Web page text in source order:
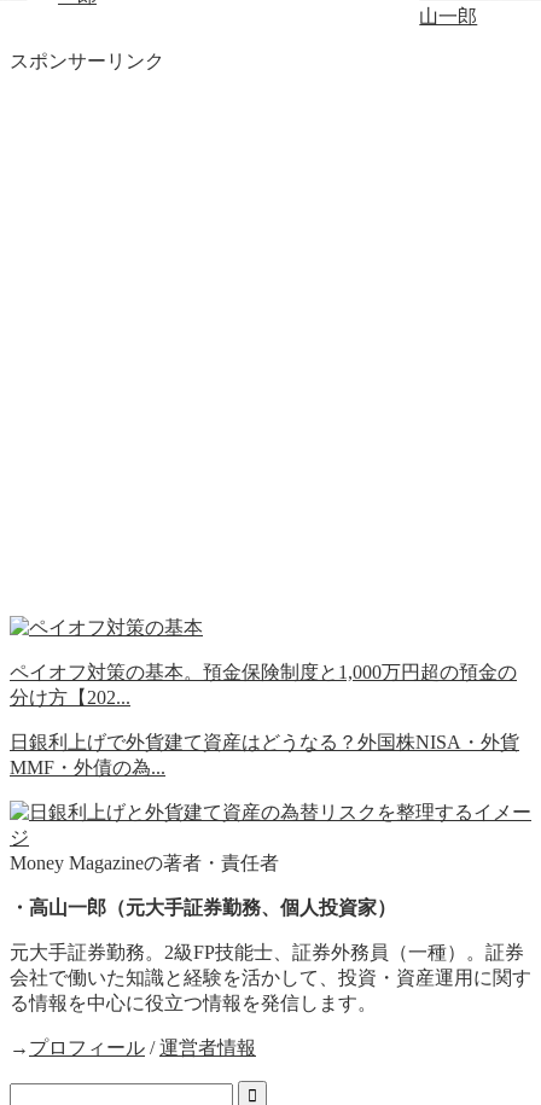
山一郎
スポンサーリンク
ペイオフ対策の基本。預金保険制度と1,000万円超の預金の
分け方【202...
日銀利上げで外貨建て資産はどうなる？外国株NISA・外貨
MMF・外債の為...
Money Magazineの著者・責任者
・高山一郎（元大手証券勤務、個人投資家）
元大手証券勤務。2級FP技能士、証券外務員（一種）。証券
会社で働いた知識と経験を活かして、投資・資産運用に関す
る情報を中心に役立つ情報を発信します。
→ プロフィール /運営者情報